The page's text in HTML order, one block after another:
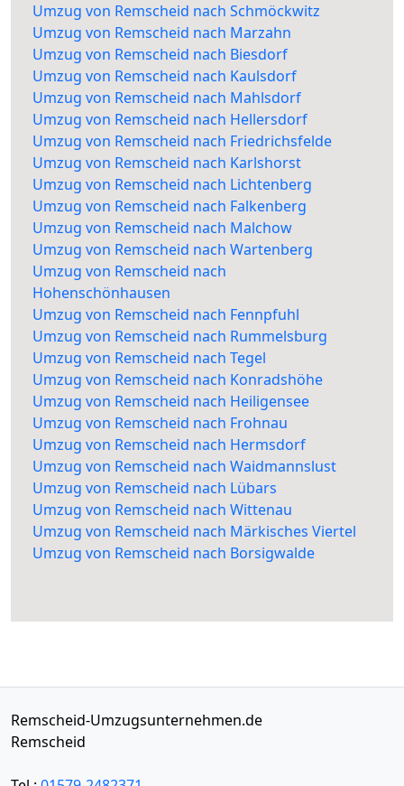
Umzug von Remscheid nach Schmöckwitz
Umzug von Remscheid nach Marzahn
Umzug von Remscheid nach Biesdorf
Umzug von Remscheid nach Kaulsdorf
Umzug von Remscheid nach Mahlsdorf
Umzug von Remscheid nach Hellersdorf
Umzug von Remscheid nach Friedrichsfelde
Umzug von Remscheid nach Karlshorst
Umzug von Remscheid nach Lichtenberg
Umzug von Remscheid nach Falkenberg
Umzug von Remscheid nach Malchow
Umzug von Remscheid nach Wartenberg
Umzug von Remscheid nach
Hohenschönhausen
Umzug von Remscheid nach Fennpfuhl
Umzug von Remscheid nach Rummelsburg
Umzug von Remscheid nach Tegel
Umzug von Remscheid nach Konradshöhe
Umzug von Remscheid nach Heiligensee
Umzug von Remscheid nach Frohnau
Umzug von Remscheid nach Hermsdorf
Umzug von Remscheid nach Waidmannslust
Umzug von Remscheid nach Lübars
Umzug von Remscheid nach Wittenau
Umzug von Remscheid nach Märkisches Viertel
Umzug von Remscheid nach Borsigwalde
Remscheid-Umzugsunternehmen.de
Remscheid